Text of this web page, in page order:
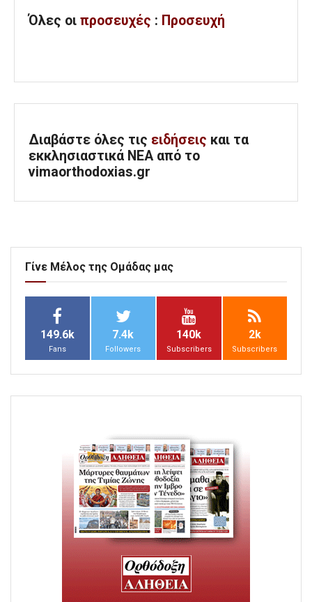
Όλες οι προσευχές : Προσευχή
Διαβάστε όλες τις ειδήσεις και τα
εκκλησιαστικά ΝΕΑ από το
vimaorthodoxias.gr
Γίνε Μέλος της Ομάδας μας
149.6k
Fans
7.4k
Followers
140k
Subscribers
2k
Subscribers